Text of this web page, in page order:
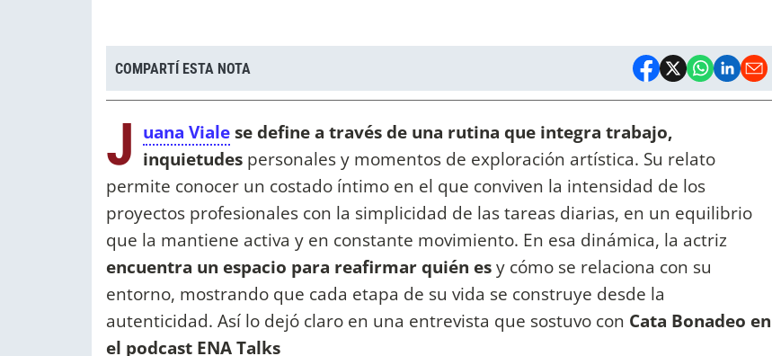
COMPARTÍ ESTA NOTA
J uana Vialese define a través de una rutina que integra trabajo,
inquietudes personales y momentos de exploración artística. Su relato
permite conocer un costado íntimo en el que conviven la intensidad de los
proyectos profesionales con la simplicidad de las tareas diarias, en un equilibrio
que la mantiene activa y en constante movimiento. En esa dinámica, la actriz
encuentra un espacio para reafirmar quién esy cómo se relaciona con su
entorno, mostrando que cada etapa de su vida se construye desde la
autenticidad. Así lo dejó claro en una entrevista que sostuvo con Cata Bonadeo en
el podcast ENA Talks